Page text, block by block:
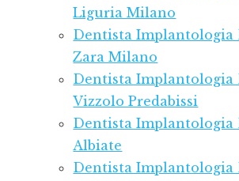
Liguria Milano
Dentista Implantologia
Zara Milano
Dentista Implantologia
Vizzolo Predabissi
Dentista Implantologia
Albiate
Dentista Implantologia